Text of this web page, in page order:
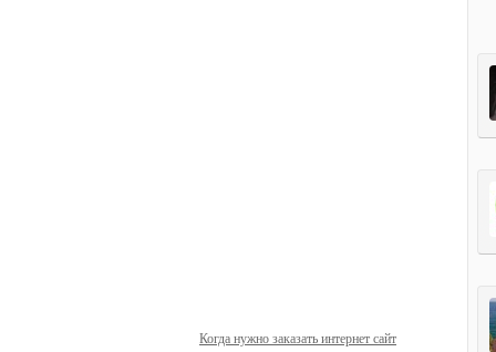
Когда нужно заказать интернет сайт